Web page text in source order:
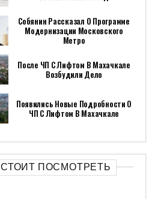
Собянин Рассказал О Программе
Модернизации Московского
Метро
После ЧП С Лифтом В Махачкале
Возбудили Дело
Появились Новые Подробности О
ЧП С Лифтом В Махачкале
СТОИТ ПОСМОТРЕТЬ